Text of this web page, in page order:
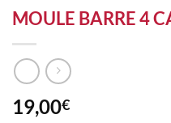
MOULE BARRE 4
19,00€